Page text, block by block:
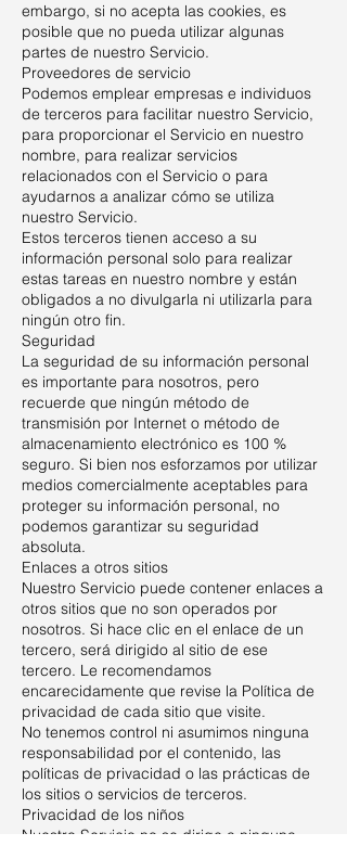
embargo, si no acepta las cookies, es
posible que no pueda utilizar algunas
partes de nuestro Servicio.
Proveedores de servicio
Podemos emplear empresas e individuos
de terceros para facilitar nuestro Servicio,
para proporcionar el Servicio en nuestro
nombre, para realizar servicios
relacionados con el Servicio o para
ayudarnos a analizar cómo se utiliza
nuestro Servicio.
Estos terceros tienen acceso a su
información personal solo para realizar
estas tareas en nuestro nombre y están
obligados a no divulgarla ni utilizarla para
ningún otro fin.
Seguridad
La seguridad de su información personal
es importante para nosotros, pero
recuerde que ningún método de
transmisión por Internet o método de
almacenamiento electrónico es 100 %
seguro. Si bien nos esforzamos por utilizar
medios comercialmente aceptables para
proteger su información personal, no
podemos garantizar su seguridad
absoluta.
Enlaces a otros sitios
Nuestro Servicio puede contener enlaces a
otros sitios que no son operados por
nosotros. Si hace clic en el enlace de un
tercero, será dirigido al sitio de ese
tercero. Le recomendamos
encarecidamente que revise la Política de
privacidad de cada sitio que visite.
No tenemos control ni asumimos ninguna
responsabilidad por el contenido, las
políticas de privacidad o las prácticas de
los sitios o servicios de terceros.
Privacidad de los niños
Nuestro Servicio no se dirige a ninguna